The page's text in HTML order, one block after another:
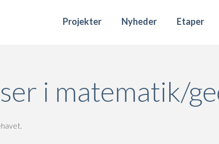
Projekter Nyheder Etaper
i matematik/